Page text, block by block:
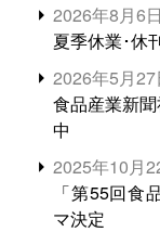
2026年8月6日
夏季休業･休
2026年5月27
食品産業新
中
2025年10月
「第55回食
マ決定